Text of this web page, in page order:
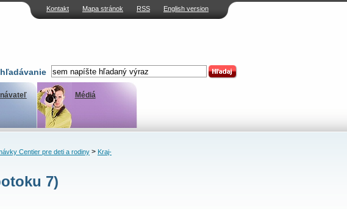
Kontakt Mapa stránok RSS English version
Médiá
Centier pre deti a rodiny> Kraj-
7)